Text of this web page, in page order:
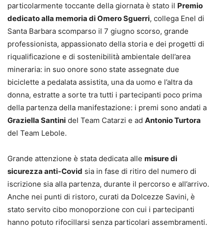
particolarmente toccante della giornata è stato il Premio
dedicato alla memoria di Omero Sguerri, collega Enel di
Santa Barbara scomparso il 7 giugno scorso, grande
professionista, appassionato della storia e dei progetti di
riqualificazione e di sostenibilità ambientale dell’area
mineraria: in suo onore sono state assegnate due
biciclette a pedalata assistita, una da uomo e l’altra da
donna, estratte a sorte tra tutti i partecipanti poco prima
della partenza della manifestazione: i premi sono andati a
Graziella Santini del Team Catarzi e ad Antonio Turtora
del Team Lebole.
Grande attenzione è stata dedicata alle misure di
sicurezza anti-Covid sia in fase di ritiro del numero di
iscrizione sia alla partenza, durante il percorso e all’arrivo.
Anche nei punti di ristoro, curati da Dolcezze Savini, è
stato servito cibo monoporzione con cui i partecipanti
hanno potuto rifocillarsi senza particolari assembramenti.